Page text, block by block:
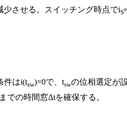
させる。スイッチング時点でiS
件はi(tsw)=0で、tswの位相選定が
での時間窓Δtを確保する。